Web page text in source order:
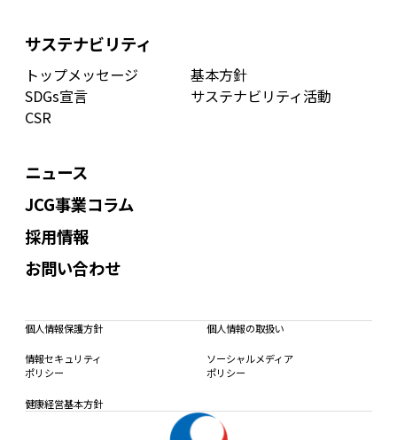
サステナビリティ
トップメッセージ
基本方針
SDGs宣言
サステナビリティ活動
CSR
ニュース
JCG事業コラム
採用情報
お問い合わせ
個人情報保護方針 個人情報の取扱い
情報セキュリティ
ポリシー
ソーシャルメディア
ポリシー
健康経営基本方針